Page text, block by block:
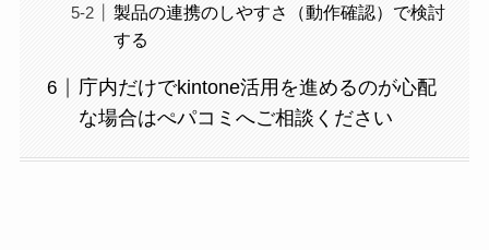
製品の連携のしやすさ（動作確認）で検討
する
庁内だけでkintone活用を進めるのが心配
な場合はぺパコミへご相談ください